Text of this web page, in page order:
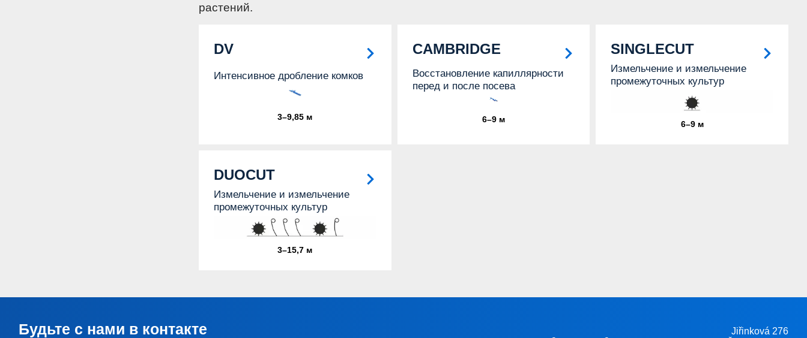
растений.
DV
Интенсивное дробление комков
3–9,85 м
CAMBRIDGE
Восстановление капиллярности
перед и после посева
6–9 м
SINGLECUT
Измельчение и измельчение
промежуточных культур
6–9 м
DUOCUT
Измельчение и измельчение
промежуточных культур
3–15,7 м
Будьте с нами в контакте
Jiřinková 276